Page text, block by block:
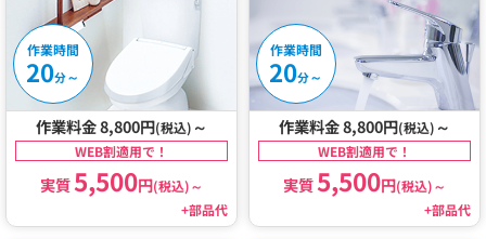
作業時間
20分～
作業料金 8,800円(税込) ～
WEB割適用で！
実質5,500円(税込)～
+部品代
作業時間
20分～
作業料金 8,800円(税込) ～
WEB割適用で！
実質5,500円(税込)～
+部品代